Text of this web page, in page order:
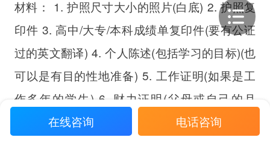
材料： 1. 护照尺寸大小的照片(白底) 2. 护照复
印件 3. 高中/大专/本科成绩单复印件(要有公证
过的英文翻译) 4. 个人陈述(包括学习的目标)(也
可以是有目的性地准备) 5. 工作证明(如果是工
作多年的学生) 6. 财力证明(父母或自己的月
薪，具体多少钱没关系但需要有章有效公章
在线咨询 电话咨询